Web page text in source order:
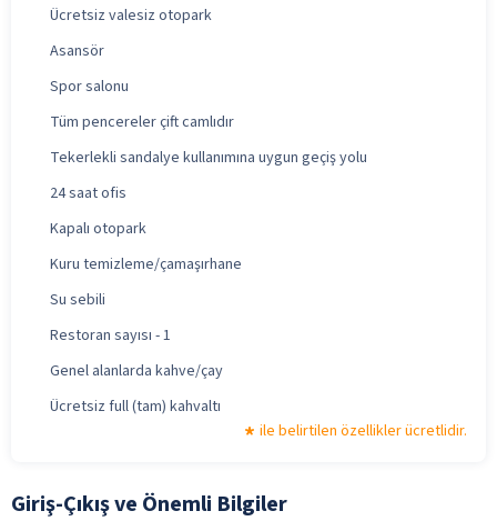
Ücretsiz valesiz otopark
Asansör
Spor salonu
Tüm pencereler çift camlıdır
Tekerlekli sandalye kullanımına uygun geçiş yolu
24 saat ofis
Kapalı otopark
Kuru temizleme/çamaşırhane
Su sebili
Restoran sayısı - 1
Genel alanlarda kahve/çay
Ücretsiz full (tam) kahvaltı
ile belirtilen özellikler ücretlidir.
Giriş-Çıkış ve Önemli Bilgiler